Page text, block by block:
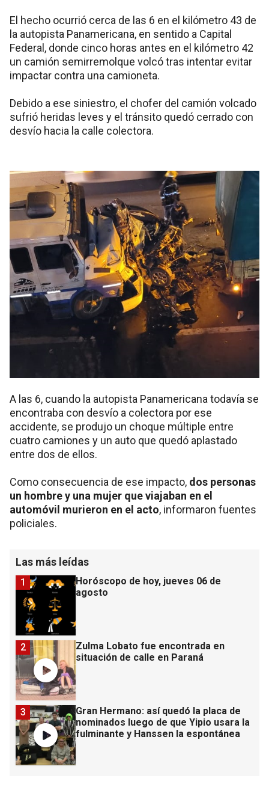
El hecho ocurrió cerca de las 6 en el kilómetro 43 de
la autopista Panamericana, en sentido a Capital
Federal, donde cinco horas antes en el kilómetro 42
un camión semirremolque volcó tras intentar evitar
impactar contra una camioneta.
Debido a ese siniestro, el chofer del camión volcado
sufrió heridas leves y el tránsito quedó cerrado con
desvío hacia la calle colectora.
A las 6, cuando la autopista Panamericana todavía se
encontraba con desvío a colectora por ese
accidente, se produjo un choque múltiple entre
cuatro camiones y un auto que quedó aplastado
entre dos de ellos.
Como consecuencia de ese impacto, dos personas
un hombre y una mujer que viajaban en el
automóvil murieron en el acto, informaron fuentes
policiales.
Las más leídas
Horóscopo de hoy, jueves 06 de
agosto
1
Zulma Lobato fue encontrada en
situación de calle en Paraná
2
Gran Hermano: así quedó la placa de
nominados luego de que Yipio usara la
fulminante y Hanssen la espontánea
3